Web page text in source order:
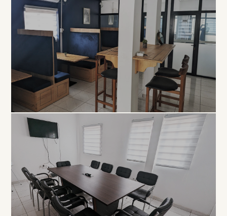
Bureau
Privé
À PARTIR DE 80 000 FCFA / MOIS
COLLABORATIF
Open
Space
À PARTIR DE 5 000 FCFA / JOUR